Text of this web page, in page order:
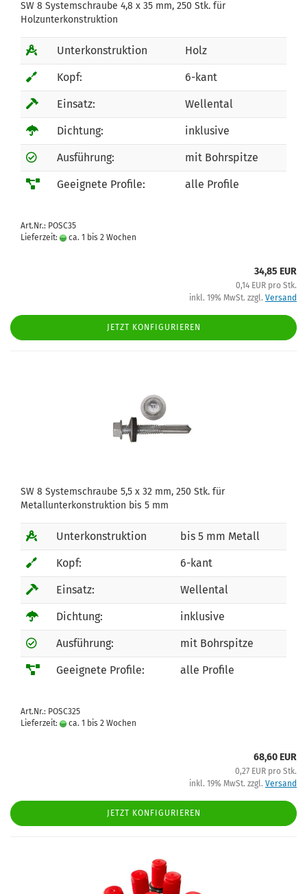
SW 8 Systemschraube 4,8 x 35 mm, 250 Stk. für
Holzunterkonstruktion
Unterkonstruktion Holz
Kopf: 6-kant
Einsatz: Wellental
Dichtung: inklusive
Ausführung: mit Bohrspitze
Geeignete Profile: alle Profile
Art.Nr.: POSC35
Lieferzeit:
ca. 1 bis 2 Wochen
34,85 EUR
0,14 EUR pro Stk.
inkl. 19% MwSt. zzgl. Versand
JETZT KONFIGURIEREN
SW 8 Systemschraube 5,5 x 32 mm, 250 Stk. für
Metallunterkonstruktion bis 5 mm
Unterkonstruktion bis 5 mm Metall
Kopf: 6-kant
Einsatz: Wellental
Dichtung: inklusive
Ausführung: mit Bohrspitze
Geeignete Profile: alle Profile
Art.Nr.: POSC325
Lieferzeit:
ca. 1 bis 2 Wochen
68,60 EUR
0,27 EUR pro Stk.
inkl. 19% MwSt. zzgl. Versand
JETZT KONFIGURIEREN